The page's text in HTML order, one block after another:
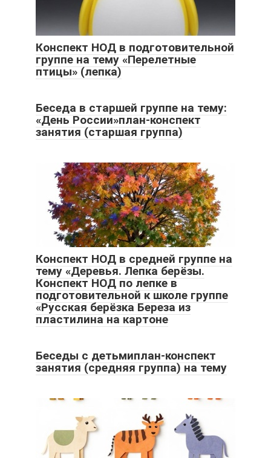
Конспект НОД в подготовительной
группе на тему «Перелетные
птицы» (лепка)
Беседа в старшей группе на тему:
«День России»план-конспект
занятия (старшая группа)
Конспект НОД в средней группе на
тему «Деревья. Лепка берёзы.
Конспект НОД по лепке в
подготовительной к школе группе
«Русская берёзка Береза из
пластилина на картоне
Беседы с детьмиплан-конспект
занятия (средняя группа) на тему